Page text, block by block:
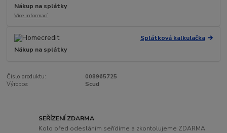
Nákup na splátky
Více informací
Splátková kalkulačka
Nákup na splátky
Číslo produktu:
008965725
Výrobce:
Scud
SEŘÍZENÍ ZDARMA
Kolo před odesláním seřídíme a zkontolujeme ZDARMA